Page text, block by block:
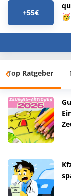
+55€
Top Ratgeber